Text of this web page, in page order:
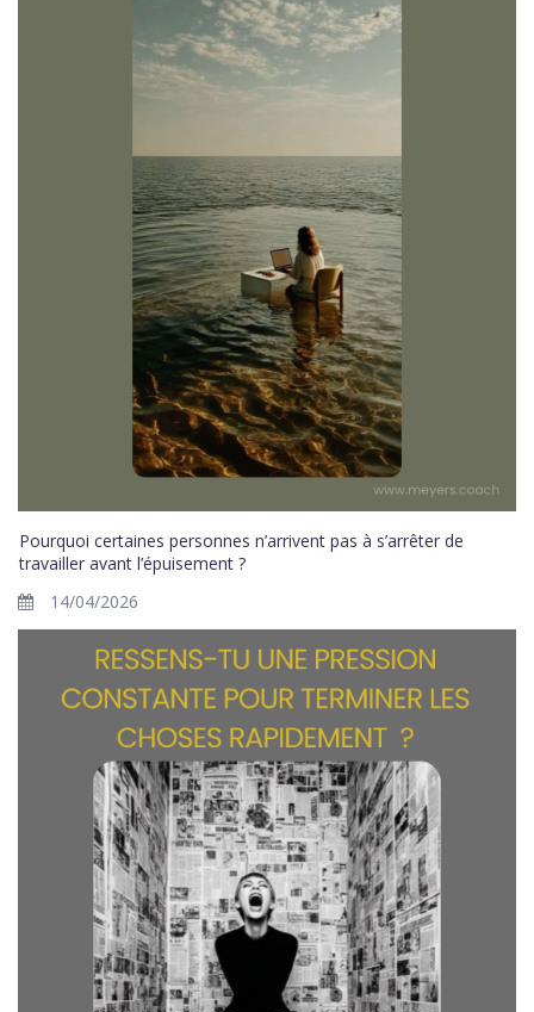
Pourquoi certaines personnes n’arrivent pas à s’arrêter de
travailler avant l’épuisement ?
14/04/2026